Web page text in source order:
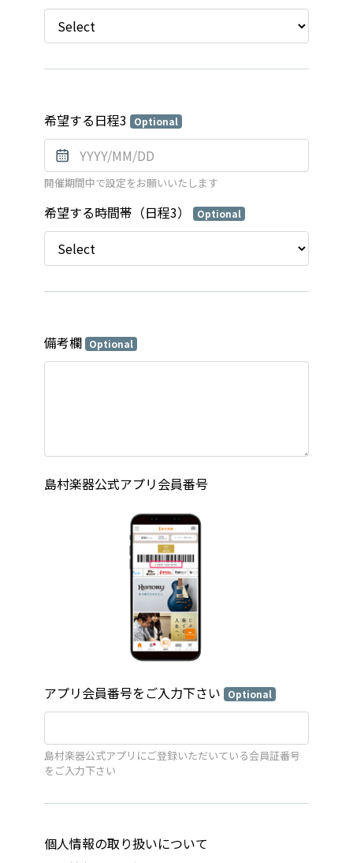
希望する日程3 Optional
開催期間中で設定をお願いいたします
希望する時間帯（日程3） Optional
備考欄 Optional
島村楽器公式アプリ会員番号
アプリ会員番号をご入力下さい Optional
島村楽器公式アプリにご登録いただいている会員証番号
をご入力下さい
個人情報の取り扱いについて